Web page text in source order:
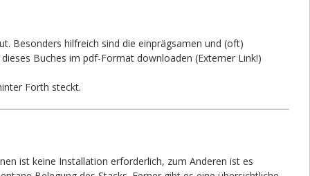
Besonders hilfreich sind die einprägsamen und (oft)
Buches im pdf-Format downloaden (Externer Link!)
Forth steckt.
ist keine Installation erforderlich, zum Anderen ist es